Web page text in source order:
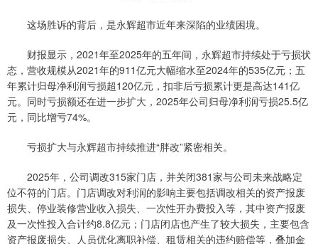
这场胜诉的背后，是永辉超市近年来深陷的业绩困境。
财报显示，2021年至2025年的五年间，永辉超市持续处于亏损状
态，营收规模从2021年的911亿元大幅缩水至2024年的535亿元；五
年累计归母净利润亏损超120亿元，扣非后亏损累计更是高达141亿
元。同时亏损额还在进一步扩大，2025年公司归母净利润亏损25.5亿
元，同比增亏74%。
亏损扩大与永辉超市持续推进“胖改”紧密相关。
2025年，公司调改315家门店，并关闭381家与公司未来战略定
位不符的门店。门店调改对利润的影响主要包括调改相关的资产报废
损失、停业装修营业收入损失、一次性开办费投入等，其中资产报废
及一次性投入合计约8.8亿元；门店闭店也产生了较大损失，主要包含
资产报废损失、人员优化离职补偿、租赁相关的违约赔偿等，叠加金